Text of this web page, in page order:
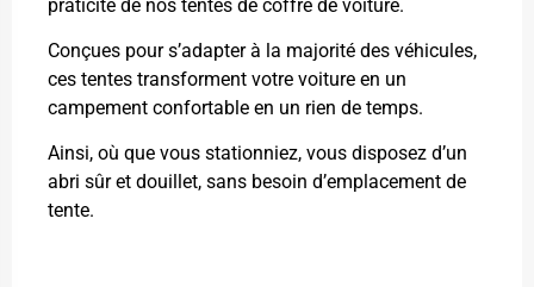
praticité de nos tentes de coffre de voiture.
Conçues pour s’adapter à la majorité des véhicules,
ces tentes transforment votre voiture en un
campement confortable en un rien de temps.
Ainsi, où que vous stationniez, vous disposez d’un
abri sûr et douillet, sans besoin d’emplacement de
tente.